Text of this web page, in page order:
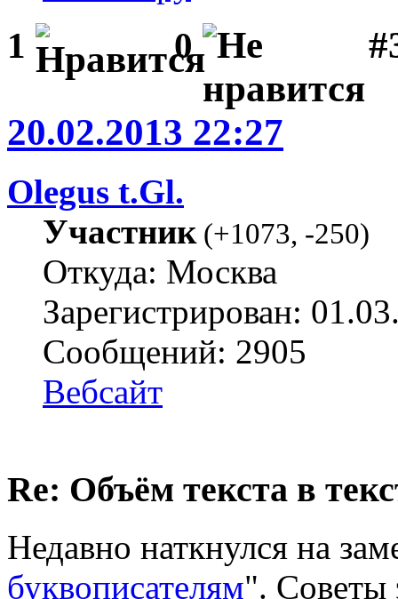
1 0
20.02.2013 22:27
Olegus t.Gl.
Участник(+1073, -250)
Откуда: Москва
Зарегистрирован:
Сообщений: 2905
Вебсайт
Re: Объём текста в
Недавно наткнулся на
буквописателям". Советы